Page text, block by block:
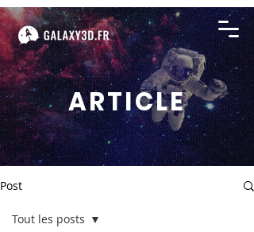
ARTICLE
Post
Tout les posts